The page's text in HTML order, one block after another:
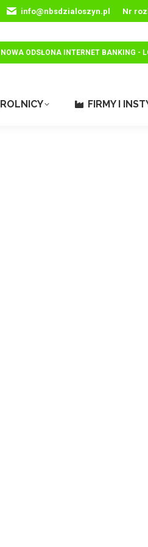
info@nbsdzialoszyn.pl Nr
NOWA ODSŁONA INTERNET BANKING -
ROLNICY FIRMY I